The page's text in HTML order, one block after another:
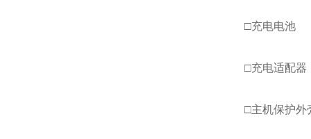
□充电电池
□充电适配器
□主机保护外